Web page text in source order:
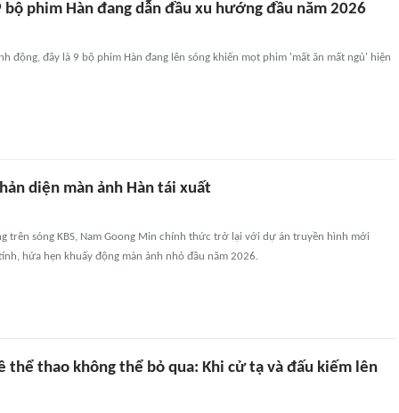
phim Hàn đang dẫn đầu xu hướng đầu năm 2026
động, đây là 9 bộ phim Hàn đang lên sóng khiến mọt phim 'mất ăn mất ngủ' hiện
diện màn ảnh Hàn tái xuất
trên sóng KBS, Nam Goong Min chính thức trở lại với dự án truyền hình mới
hứa hẹn khuấy động màn ảnh nhỏ đầu năm 2026.
thể thao không thể bỏ qua: Khi cử tạ và đấu kiếm lên